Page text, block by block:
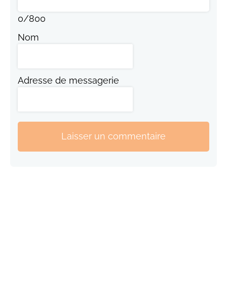
0/800
Nom
Adresse de messagerie
Laisser un commentaire